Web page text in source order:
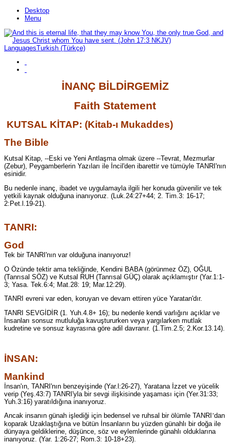
Desktop
Menu
LanguagesTurkish (Türkçe)
İNANÇ BİLDİRGEMİZ
Faith Statement
KUTSAL KİTAP: (Kitab-ı Mukaddes)
The Bible
Kutsal Kitap, --Eski ve Yeni Antlaşma olmak üzere --Tevrat, Mezmurlar
(Zebur), Peygamberlerin Yazıları ile İncil'den ibarettir ve tümüyle TANRI'nın
esinidir.
Bu nedenle inanç, ibadet ve uygulamayla ilgili her konuda güvenilir ve tek
yetkili kaynak olduğuna inanıyoruz. (Luk.24:27+44; 2. Tim.3: 16-17;
2:Pet.l.19-21).
TANRI:
God
Tek bir TANRI'nın var olduğuna inanıyoruz!
O Özünde tektir ama tekliğinde, Kendini BABA (görünmez ÖZ), OĞUL
(Tanrısal SÖZ) ve Kutsal RUH (Tanrısal GÜÇ) olarak açıklamıştır (Yar.1:1-
3; Yasa. Tek.6:4; Mat.28: 19; Mar.12:29).
TANRI evreni var eden, koruyan ve devam ettiren yüce Yaratan'dır.
TANRI SEVGİDİR (1. Yuh.4.8+ 16); bu nedenle kendi varlığını açıklar ve
İnsanları sonsuz mutluluğa kavuştururken veya yargılarken mutlak
kudretine ve sonsuz kayrasına göre adil davranır. (1.Tim.2.5; 2.Kor.13.14).
İNSAN:
Mankind
İnsan'ın, TANRI'nın benzeyişinde (Yar.l:26-27), Yaratana İzzet ve yücelik
verip (Yeş.43:7) TANRI'yla bir sevgi ilişkisinde yaşaması için (Yer.31:33;
Yuh.3:16) yaratıldığına inanıyoruz.
Ancak insanın günah işlediği için bedensel ve ruhsal bir ölümle TANRI ’dan
koparak Uzaklaştığına ve bütün İnsanların bu yüzden günahlı bir doğa ile
dünyaya geldiklerine, düşünce, söz ve eylemlerinde günahlı olduklarına
inanıyoruz. (Yar. 1:26-27; Rom.3: 10-18+23).